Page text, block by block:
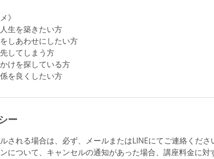
》
生を築きたい方
しあわせにしたい方
してしまう方
けを探している方
を良くしたい方
ー
される場合は、必ず、メールまたはLINEにてご連絡くださ
について、キャンセルの通知があった場合、講座料金に対